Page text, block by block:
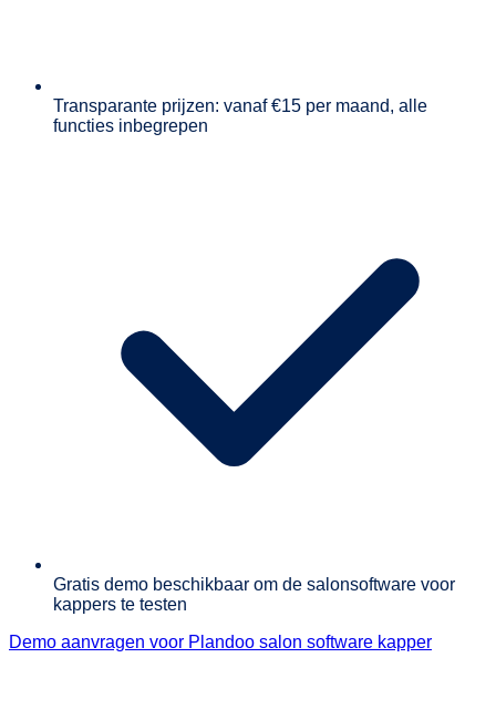
Transparante prijzen: vanaf €15 per maand, alle
functies inbegrepen
Gratis demo beschikbaar om de salonsoftware voor
kappers te testen
Demo aanvragen voor Plandoo salon software kapper